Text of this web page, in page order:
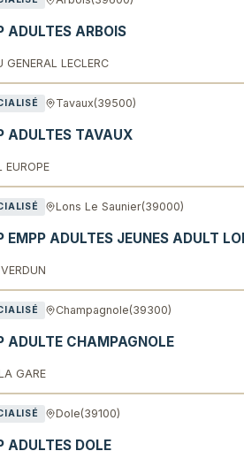
ADULTES ARBOIS
LECLERC
Tavaux(39500)
ADULTES TAVAUX
EUROPE
Lons Le Saunier(39000)
EMPP ADULTES JEUNES ADULT
Champagnole(39300)
ADULTE CHAMPAGNOLE
GARE
Dole(39100)
ADULTES DOLE